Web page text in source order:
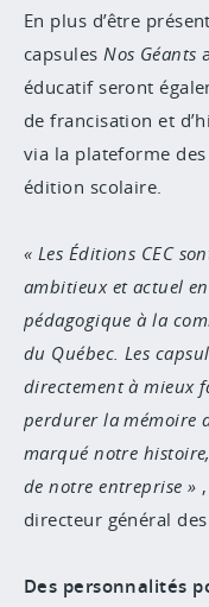
En plus d’être
capsulesNos Géants
éducatif seront
de francisation et
via la plateforme des
édition scolaire.
Les Éditions CEC
ambitieux et actuel
pédagogique à la
du Québec. Les
directement à mieux
perdurer la mémoire
marqué notre
de notre entreprise
directeur général des
Des personnalités